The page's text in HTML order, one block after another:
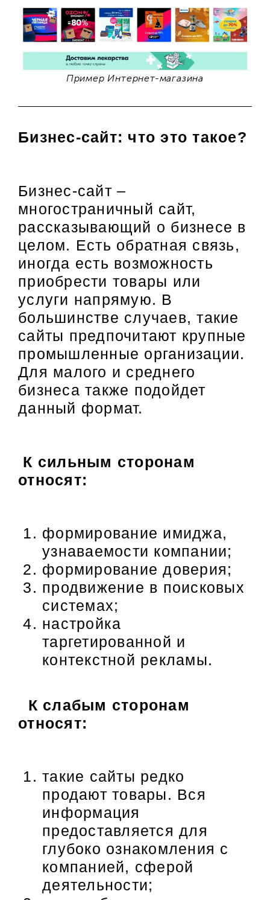
Пример Интернет-магазина
Бизнес-сайт: что это такое?
Бизнес-сайт –
многостраничный сайт,
рассказывающий о бизнесе в
целом. Есть обратная связь,
иногда есть возможность
приобрести товары или
услуги напрямую. В
большинстве случаев, такие
сайты предпочитают крупные
промышленные организации.
Для малого и среднего
бизнеса также подойдет
данный формат.
К сильным сторонам
относят:
формирование имиджа,
узнаваемости компании;
формирование доверия;
продвижение в поисковых
системах;
настройка
таргетированной и
контекстной рекламы.
К слабым сторонам
относят:
такие сайты редко
продают товары. Вся
информация
предоставляется для
глубоко ознакомления с
компанией, сферой
деятельности;